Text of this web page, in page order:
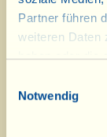
Partner führen
weiteren Daten
haben oder die
Notwendig
Hier